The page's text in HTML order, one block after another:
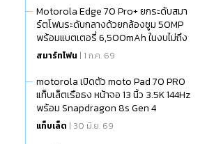
Motorola Edge 70 Pro+ ยกระดับสมา
ร์ตโฟนระดับกลางด้วยกล้องซูม 50MP
พร้อมแบตเตอรี่ 6,500mAh ในงบไม่ถึง
20,000 บาท
สมาร์ทโฟน | 1 ก.ค. 69
motorola เปิดตัว moto Pad 70 PRO
แท็บเล็ตเรือธง หน้าจอ 13 นิ้ว 3.5K 144Hz
พร้อม Snapdragon 8s Gen 4
แท็บเล็ต | 30 มิ.ย. 69